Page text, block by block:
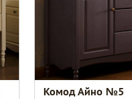
Комод Айно №5